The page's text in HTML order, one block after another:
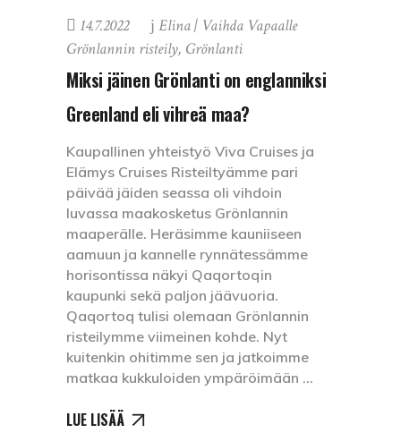
14.7.2022
Elina | Vaihda Vapaalle
Grönlannin risteily, Grönlanti
Miksi jäinen Grönlanti on englanniksi
Greenland eli vihreä maa?
Kaupallinen yhteistyö Viva Cruises ja
Elämys Cruises Risteiltyämme pari
päivää jäiden seassa oli vihdoin
luvassa maakosketus Grönlannin
maaperälle. Heräsimme kauniiseen
aamuun ja kannelle rynnätessämme
horisontissa näkyi Qaqortoqin
kaupunki sekä paljon jäävuoria.
Qaqortoq tulisi olemaan Grönlannin
risteilymme viimeinen kohde. Nyt
kuitenkin ohitimme sen ja jatkoimme
matkaa kukkuloiden ympäröimään
LUE LISÄÄ